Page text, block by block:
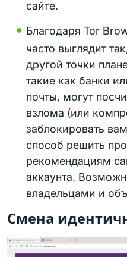
сайте.
Благодаря Tor
часто выглядит
другой точки
такие как банки
почты, могут
взлома (или
заблокировать
способ решить
рекомендациям
аккаунта.
владельцами и
Смена